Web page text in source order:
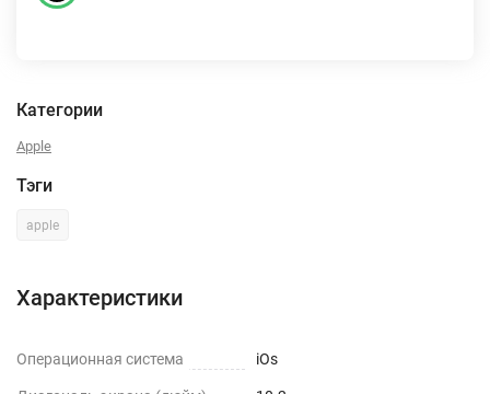
Категории
Apple
Тэги
apple
Характеристики
Операционная система iOs